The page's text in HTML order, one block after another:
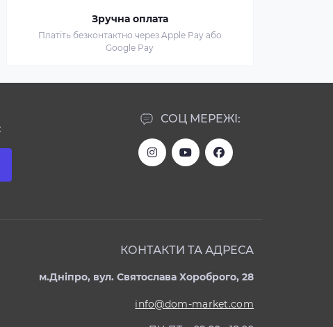
Зручна оплата
Платіть безконтактно через Apple Pay або
Google Pay
СОЦ МЕРЕЖІ:
КОНТАКТИ ТА АДРЕСА
м.Дніпро, вул. Святослава Хороброго, 28
info@dom-market.com